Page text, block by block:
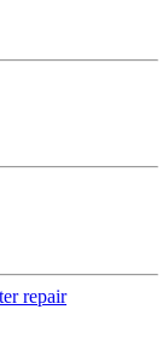
repair